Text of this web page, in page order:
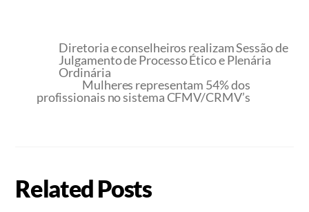
Diretoria e conselheiros realizam Sessão de
Julgamento de Processo Ético e Plenária
Ordinária
Mulheres representam 54% dos
profissionais no sistema CFMV/CRMV’s
Related Posts